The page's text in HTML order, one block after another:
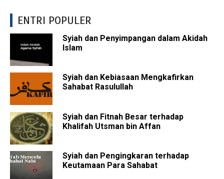
ENTRI POPULER
Syiah dan Penyimpangan dalam Akidah
Islam
Syiah dan Kebiasaan Mengkafirkan
Sahabat Rasulullah
Syiah dan Fitnah Besar terhadap
Khalifah Utsman bin Affan
Syiah dan Pengingkaran terhadap
Keutamaan Para Sahabat